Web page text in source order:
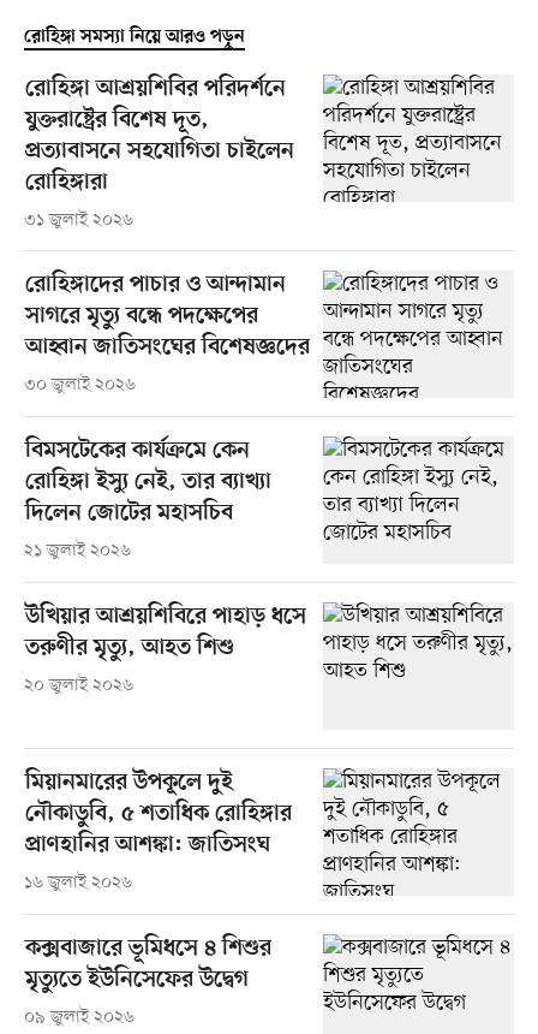
রোহিঙ্গা সমস্যা নিয়ে আরও পড়ুন
রোহিঙ্গা আশ্রয়শিবির পরিদর্শনে
যুক্তরাষ্ট্রের বিশেষ দূত,
প্রত্যাবাসনে সহযোগিতা চাইলেন
রোহিঙ্গারা
৩১ জুলাই ২০২৬
রোহিঙ্গাদের পাচার ও আন্দামান
সাগরে মৃত্যু বন্ধে পদক্ষেপের
আহ্বান জাতিসংঘের বিশেষজ্ঞদের
৩০ জুলাই ২০২৬
বিমসটেকের কার্যক্রমে কেন
রোহিঙ্গা ইস্যু নেই, তার ব্যাখ্যা
দিলেন জোটের মহাসচিব
২১ জুলাই ২০২৬
উখিয়ার আশ্রয়শিবিরে পাহাড় ধসে
তরুণীর মৃত্যু, আহত শিশু
২০ জুলাই ২০২৬
মিয়ানমারের উপকূলে দুই
নৌকাডুবি, ৫ শতাধিক রোহিঙ্গার
প্রাণহানির আশঙ্কা: জাতিসংঘ
১৬ জুলাই ২০২৬
কক্সবাজারে ভূমিধসে ৪ শিশুর
মৃত্যুতে ইউনিসেফের উদ্বেগ
০৯ জুলাই ২০২৬